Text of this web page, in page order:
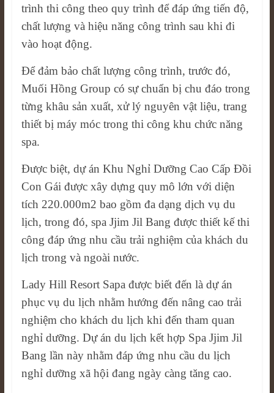
trình thi công theo quy trình để đáp ứng tiến độ,
chất lượng và hiệu năng công trình sau khi đi
vào hoạt động.
Để đảm bảo chất lượng công trình, trước đó,
Muối Hồng Group có sự chuẩn bị chu đáo trong
từng khâu sản xuất, xử lý nguyên vật liệu, trang
thiết bị máy móc trong thi công khu chức năng
spa.
Được biệt, dự án Khu Nghỉ Dưỡng Cao Cấp Đồi
Con Gái được xây dựng quy mô lớn với diện
tích 220.000m2 bao gồm đa dạng dịch vụ du
lịch, trong đó, spa Jjim Jil Bang được thiết kế thi
công đáp ứng nhu cầu trải nghiệm của khách du
lịch trong và ngoài nước.
Lady Hill Resort Sapa được biết đến là dự án
phục vụ du lịch nhằm hướng đến nâng cao trải
nghiệm cho khách du lịch khi đến tham quan
nghỉ dưỡng. Dự án du lịch kết hợp Spa Jjim Jil
Bang lần này nhằm đáp ứng nhu cầu du lịch
nghỉ dưỡng xã hội đang ngày càng tăng cao.